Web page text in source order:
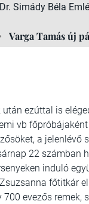
Simády Béla
Varga Tamás új
után ezúttal is
vb
a jelenlévő
22 számban
induló
főtitkár
evezős remek,